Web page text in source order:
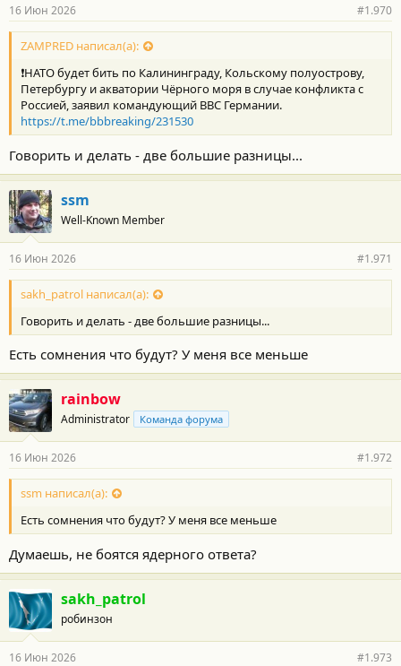
16 Июн 2026 #1.970
ZAMPRED написал(а):
❗️НАТО будет бить по Калининграду, Кольскому полуострову,
Петербургу и акватории Чёрного моря в случае конфликта с
Россией, заявил командующий ВВС Германии.
https://t.me/bbbreaking/231530
Говорить и делать - две большие разницы...
ssm
Well-Known Member
16 Июн 2026 #1.971
sakh_patrol написал(а):
Говорить и делать - две большие разницы...
Есть сомнения что будут? У меня все меньше
rainbow
Administrator Команда форума
16 Июн 2026 #1.972
ssm написал(а):
Есть сомнения что будут? У меня все меньше
Думаешь, не боятся ядерного ответа?
sakh_patrol
робинзон
16 Июн 2026 #1.973